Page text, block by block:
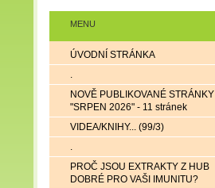
MENU
ÚVODNÍ STRÁNKA
.
NOVĚ PUBLIKOVANÉ STRÁNKY
"SRPEN 2026" - 11 stránek
VIDEA/KNIHY... (99/3)
.
PROČ JSOU EXTRAKTY Z HUB
DOBRÉ PRO VAŠI IMUNITU?